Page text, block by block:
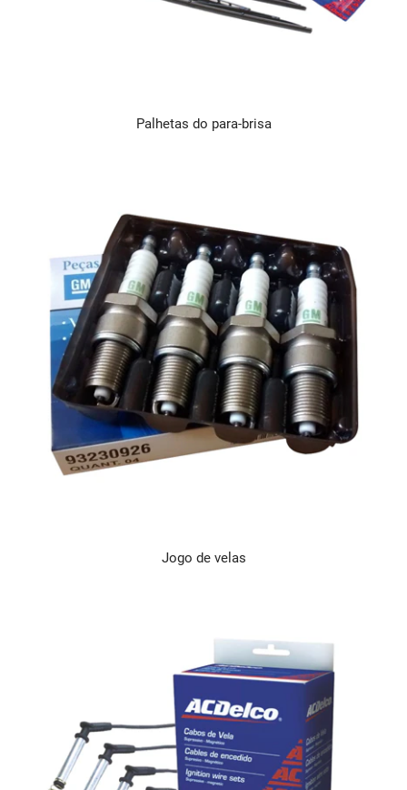
Palhetas do para-brisa
Jogo de velas